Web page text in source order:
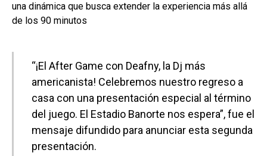
una dinámica que busca extender la experiencia más allá
de los 90 minutos
“¡El After Game con Deafny, la Dj más
americanista! Celebremos nuestro regreso a
casa con una presentación especial al término
del juego. El Estadio Banorte nos espera”, fue el
mensaje difundido para anunciar esta segunda
presentación.